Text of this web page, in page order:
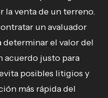
la venta de un terreno.
un avaluador
el valor del
acuerdo justo para
posibles litigios y
más rápida del